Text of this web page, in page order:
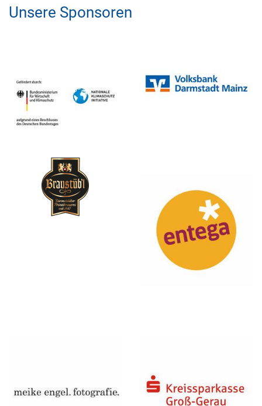
Unsere Sponsoren